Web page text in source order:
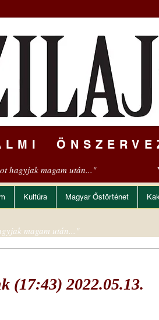
hagyjak magam után..."
Kultúra Magyar Őstörténet
(17:43) 2022.05.13.
magam után..."